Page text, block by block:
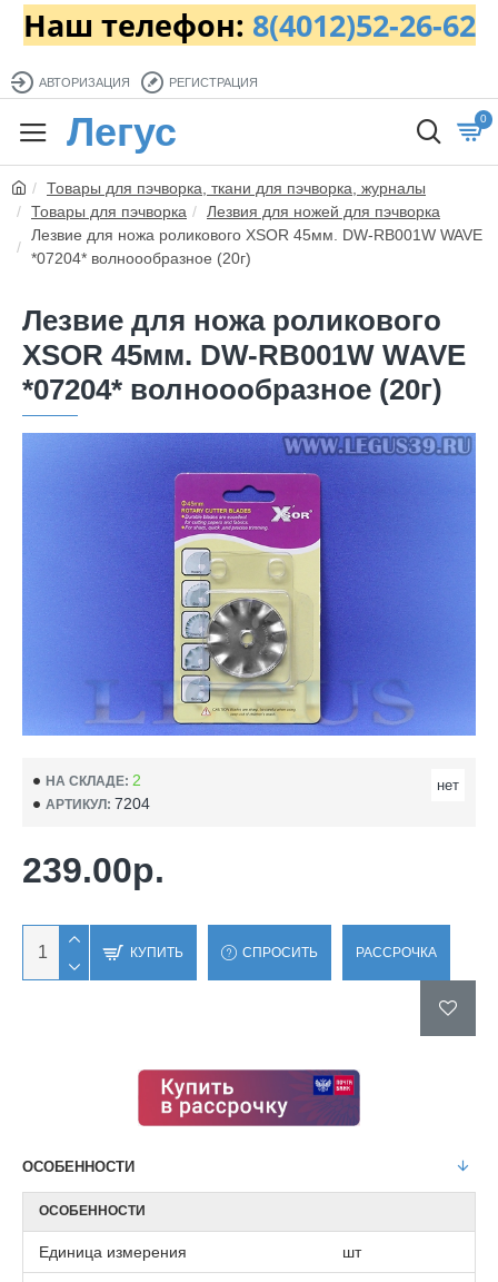
Наш телефон: 8(4012)52-26-62
АВТОРИЗАЦИЯ РЕГИСТРАЦИЯ
Легус 0
Товары для пэчворка, ткани для пэчворка, журналы
Товары для пэчворка
Лезвия для ножей для пэчворка
Лезвие для ножа роликового XSOR 45мм. DW-RB001W WAVE
*07204* волноообразное (20г)
Лезвие для ножа роликового
XSOR 45мм. DW-RB001W WAVE
*07204* волноообразное (20г)
НА СКЛАДЕ: 2
АРТИКУЛ: 7204
нет
239.00р.
КУПИТЬ СПРОСИТЬ РАССРОЧКА
ОСОБЕННОСТИ
ОСОБЕННОСТИ
Единица измерения шт